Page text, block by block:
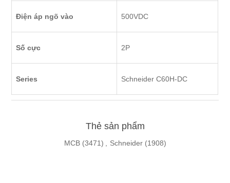
Điện áp ngõ vào 500VDC
Số cực 2P
Series Schneider C60H-DC
Thẻ sản phẩm
MCB (3471) , Schneider (1908)